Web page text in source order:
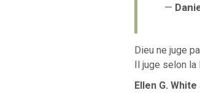
—
Dieu ne juge
Il juge selon la
Ellen G. White